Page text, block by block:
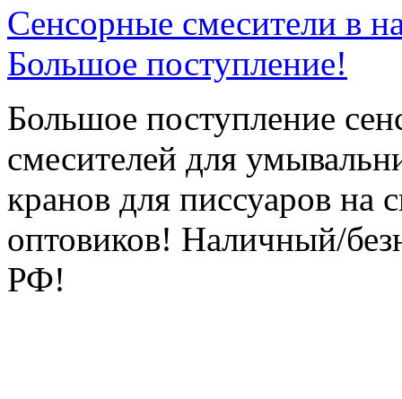
Сенсорные смесители в
Большое поступление!
Большое поступление
смесителей для
кранов для писсуаров
оптовиков! Наличный/
РФ!